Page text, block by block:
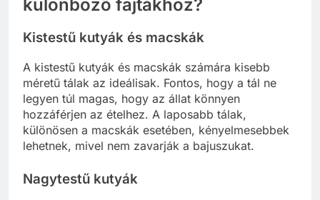
különböző fajtákhoz?
Kistestű kutyák és macskák
A kistestű kutyák és macskák számára kisebb
méretű tálak az ideálisak. Fontos, hogy a tál ne
legyen túl magas, hogy az állat könnyen
hozzáférjen az ételhez. A laposabb tálak,
különösen a macskák esetében, kényelmesebbek
lehetnek, mivel nem zavarják a bajuszukat.
Nagytestű kutyák